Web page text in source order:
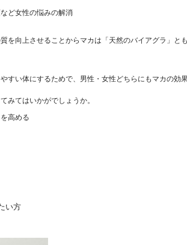
ど女性の悩みの解消
を向上させることからマカは「天然のバイアグラ」と
すい体にするためで、男性・女性どちらにもマカの効
みてはいかがでしょうか。
高める
い方